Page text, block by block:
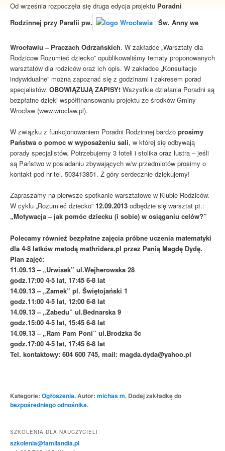
Od września rozpoczęła się druga edycja projektu Poradni
Rodzinnej przy Parafii pw.
Św. Anny we
Wrocławiu – Praczach Odrzańskich. W zakładce „Warsztaty dla
Rodzicow Rozumieć dziecko” opublikowaliśmy tematy proponowanych
warsztatów dla rodziców oraz ich opis. W zakładce „Konsultacje
indywidualne” można zapoznać się z godzinami i zakresem porad
specjalistów. OBOWIĄZUJĄ ZAPISY! Wszystkie działania Poradni są
bezpłatne dzięki współfinansowaniu projektu ze środków Gminy
Wrocław (www.wroclaw.pl).
W związku z funkcjonowaniem Poradni Rodzinnej bardzo prosimy
Państwa o pomoc w wyposażeniu sali, w której się odbywają
porady specjalistów. Potrzebujemy 3 foteli i stolika oraz lustra – jeśli
są Państwo w posiadaniu zbywających w/w przedmiotów prosimy o
kontakt pod nr tel. 503413851. Z góry serdecznie dziękujemy!
Zapraszamy na pierwsze spotkanie warsztatowe w Klubie Rodziców.
W cyklu „Rozumieć dziecko” 12.09.2013 odbędzie się warsztat pt.:
„Motywacja – jak pomóc dziecku (i sobie) w osiąganiu celów?”
Polecamy również bezpłatne zajęcia próbne uczenia matematyki
dla 4-8 latków metodą mathriders.pl przez Panią Magdę Dydę.
Plan zajęć:
11.09.13 – „Urwisek” ul.Wejherowska 28
godz.17:00 4-5 lat, 17:45 6-8 lat
14.09.13 – „Zamek” pl. Świętojański 1
godz.11:00 4-5 lat, 12:00 6-8 lat
14.09.13 – „Zabedu” ul.Bednarska 9
godz.15:00 4-5 lat, 15:45 6-8 lat
14.09.13 – „Ram Pam Poni” ul.Brodzka 5c
godz.17:00 4-5 lat, 17:45 6-8 lat
Tel. kontaktowy: 604 600 745, mail: magda.dyda@yahoo.pl
Kategorie: Ogłoszenia. Autor: michas m. Dodaj zakładkę do
bezpośredniego odnośnika.
SZKOLENIA DLA NAUCZYCIELI
szkolenia@familandia.pl